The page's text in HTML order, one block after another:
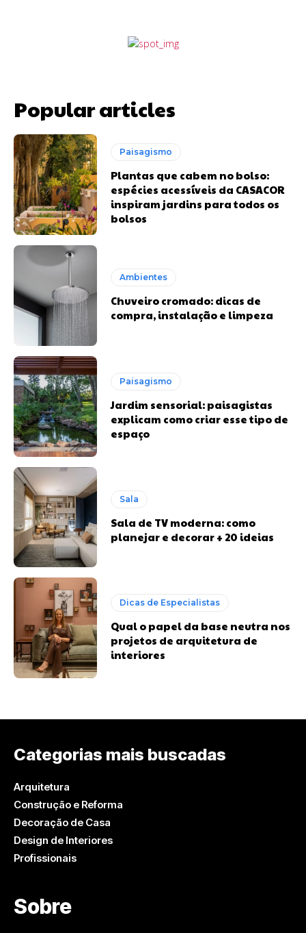
Popular articles
Paisagismo
Plantas que cabem no bolso:
espécies acessíveis da CASACOR
inspiram jardins para todos os
bolsos
Ambientes
Chuveiro cromado: dicas de
compra, instalação e limpeza
Paisagismo
Jardim sensorial: paisagistas
explicam como criar esse tipo de
espaço
Sala
Sala de TV moderna: como
planejar e decorar + 20 ideias
Dicas de Especialistas
Qual o papel da base neutra nos
projetos de arquitetura de
interiores
Categorias mais buscadas
Arquitetura
Construção e Reforma
Decoração de Casa
Design de Interiores
Profissionais
Sobre